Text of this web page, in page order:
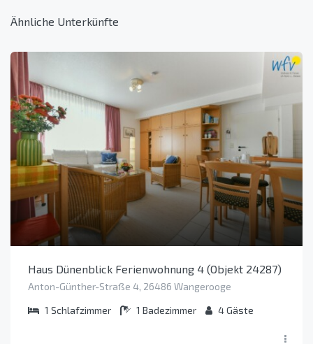
Ähnliche Unterkünfte
Haus Dünenblick Ferienwohnung 4 (Objekt 24287)
Anton-Günther-Straße 4, 26486 Wangerooge
1 Schlafzimmer 1 Badezimmer 4Gäste